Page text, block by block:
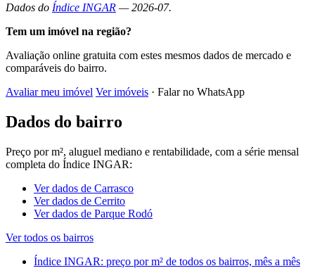
Dados do Índice INGAR — 2026-07.
Tem um imóvel na região?
Avaliação online gratuita com estes mesmos dados de mercado e
comparáveis do bairro.
Avaliar meu imóvel Ver imóveis · Falar no WhatsApp
Dados do bairro
Preço por m², aluguel mediano e rentabilidade, com a série mensal
completa do Índice INGAR:
Ver dados de Carrasco
Ver dados de Cerrito
Ver dados de Parque Rodó
Ver todos os bairros
Índice INGAR: preço por m² de todos os bairros, mês a mês